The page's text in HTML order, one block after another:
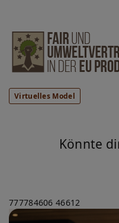
Virtuelles Model
Könnte
777784606 46612